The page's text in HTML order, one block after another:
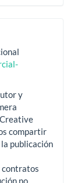
y
compartir
publicación
contratos
no